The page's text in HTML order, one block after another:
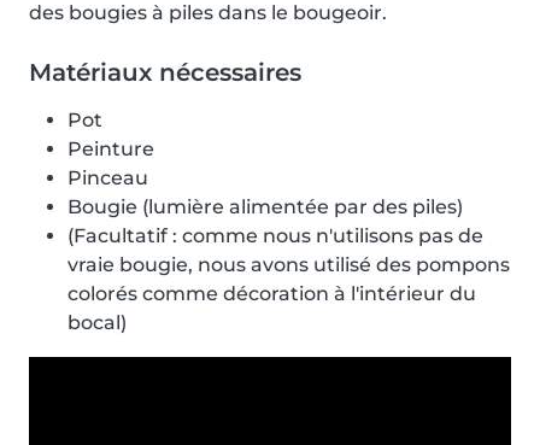
des bougies à piles dans le bougeoir.
Matériaux nécessaires
Pot
Peinture
Pinceau
Bougie (lumière alimentée par des piles)
(Facultatif : comme nous n'utilisons pas de
vraie bougie, nous avons utilisé des pompons
colorés comme décoration à l'intérieur du
bocal)